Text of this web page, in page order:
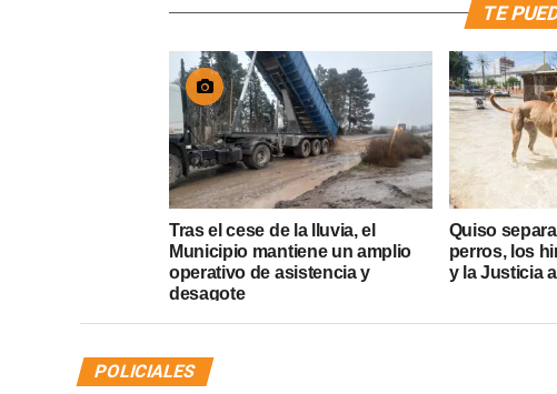
TE
Tras el cese de la lluvia, el
Municipio mantiene un amplio
operativo de asistencia y
desagote
Quiso
perros, los
y la Justicia
POLICIALES